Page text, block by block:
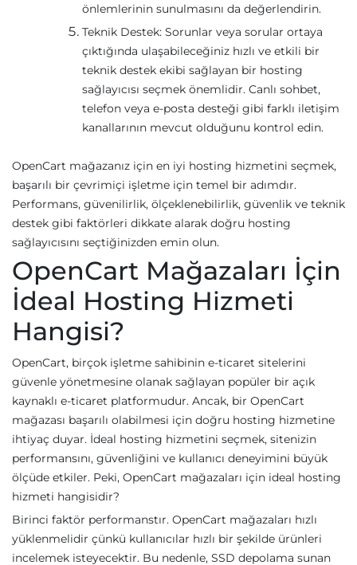
önlemlerinin sunulmasını da değerlendirin.
Teknik Destek: Sorunlar veya sorular ortaya
çıktığında ulaşabileceğiniz hızlı ve etkili bir
teknik destek ekibi sağlayan bir hosting
sağlayıcısı seçmek önemlidir. Canlı sohbet,
telefon veya e-posta desteği gibi farklı iletişim
kanallarının mevcut olduğunu kontrol edin.
OpenCart mağazanız için en iyi hosting hizmetini seçmek,
başarılı bir çevrimiçi işletme için temel bir adımdır.
Performans, güvenilirlik, ölçeklenebilirlik, güvenlik ve teknik
destek gibi faktörleri dikkate alarak doğru hosting
sağlayıcısını seçtiğinizden emin olun.
OpenCart Mağazaları İçin
İdeal Hosting Hizmeti
Hangisi?
OpenCart, birçok işletme sahibinin e-ticaret sitelerini
güvenle yönetmesine olanak sağlayan popüler bir açık
kaynaklı e-ticaret platformudur. Ancak, bir OpenCart
mağazası başarılı olabilmesi için doğru hosting hizmetine
ihtiyaç duyar. İdeal hosting hizmetini seçmek, sitenizin
performansını, güvenliğini ve kullanıcı deneyimini büyük
ölçüde etkiler. Peki, OpenCart mağazaları için ideal hosting
hizmeti hangisidir?
Birinci faktör performanstır. OpenCart mağazaları hızlı
yüklenmelidir çünkü kullanıcılar hızlı bir şekilde ürünleri
incelemek isteyecektir. Bu nedenle, SSD depolama sunan